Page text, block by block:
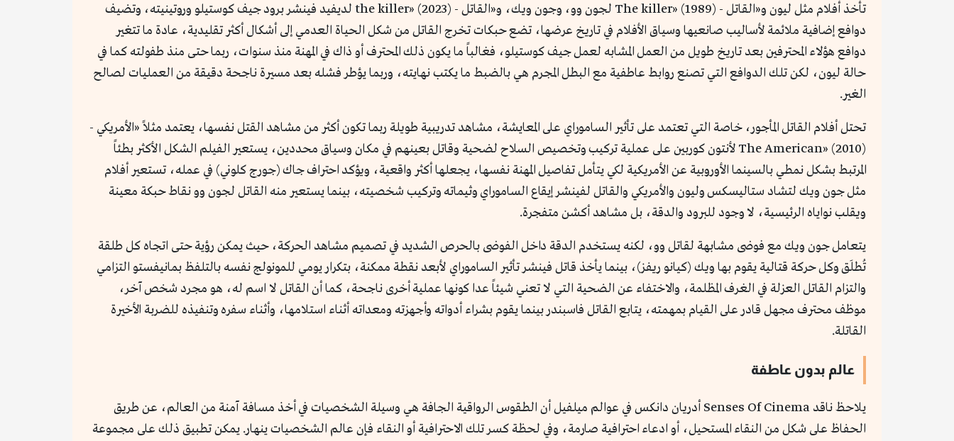
تأخذ أفلام مثل ليون و«القاتل - The killer» (1989) لجون وو، وجون ويك، و«القاتل - the killer» (2023) لديفيد فينشر برود جيف كوستيلو وروتينيته، وتضيف
دوافع إضافية ملائمة لأساليب صانعيها وسياق الأفلام في تاريخ عرضها، تضع حبكات تخرج القاتل من شكل الحياة العدمي إلى أشكال أكثر تقليدية، عادة ما تتغير
دوافع هؤلاء المحترفين بعد تاريخ طويل من العمل المشابه لعمل جيف كوستيلو، فغالباً ما يكون ذلك المحترف أو ذاك في المهنة منذ سنوات، ربما حتى منذ طفولته كما في
حالة ليون، لكن تلك الدوافع التي تصنع روابط عاطفية مع البطل المجرم هي بالضبط ما يكتب نهايته، وربما يؤطر فشله بعد مسيرة ناجحة دقيقة من العمليات لصالح
الغير.
تحتل أفلام القاتل المأجور، خاصة التي تعتمد على تأثير الساموراي على المعايشة، مشاهد تدريبية طويلة ربما تكون أكثر من مشاهد القتل نفسها، يعتمد مثلاً «الأمريكي -
The American» (2010) لأنتون كوربين على عملية تركيب وتخصيص السلاح لضحية وقاتل بعينهم في مكان وسياق محددين، يستعير الفيلم الشكل الأكثر بطئاً
المرتبط بشكل نمطي بالسينما الأوروبية عن الأمريكية لكي يتأمل تفاصيل المهنة نفسها، يجعلها أكثر واقعية، ويؤكد احتراف جاك (جورج كلوني) في عمله، تستعير أفلام
مثل جون ويك لتشاد ستاليسكس وليون والأمريكي والقاتل لفينشر إيقاع الساموراي وثيماته وتركيب شخصيته، بينما يستعير منه القاتل لجون وو نقاط حبكة معينة
ويقلب نواياه الرئيسية، لا وجود للبرود والدقة، بل مشاهد أكشن متفجرة.
يتعامل جون ويك مع فوضى مشابهة لقاتل وو، لكنه يستخدم الدقة داخل الفوضى بالحرص الشديد في تصميم مشاهد الحركة، حيث يمكن رؤية حتى اتجاه كل طلقة
تُطلَق وكل حركة قتالية يقوم بها ويك (كيانو ريفز)، بينما يأخذ قاتل فينشر تأثير الساموراي لأبعد نقطة ممكنة، بتكرار يومي للمونولج نفسه بالتلفظ بمانيفستو التزامي
والتزام القاتل العزلة في الغرف المظلمة، والاختفاء عن الضحية التي لا تعني شيئاً عدا كونها عملية أخرى ناجحة، كما أن القاتل لا اسم له، هو مجرد شخص آخر،
موظف محترف مجهل قادر على القيام بمهمته، يتابع القاتل فاسبندر بينما يقوم بشراء أدواته وأجهزته ومعداته أثناء استلامها، وأثناء سفره وتنفيذه للضربة الأخيرة
القاتلة.
عالم بدون عاطفة
يلاحظ ناقد Senses Of Cinema أدريان دانكس في عوالم ميلفيل أن الطقوس الرواقية الجافة هي وسيلة الشخصيات في أخذ مسافة آمنة من العالم، عن طريق
الحفاظ على شكل من النقاء المستحيل، أو ادعاء احترافية صارمة، وفي لحظة كسر تلك الاحترافية أو النقاء فإن عالم الشخصيات ينهار. يمكن تطبيق ذلك على مجموعة